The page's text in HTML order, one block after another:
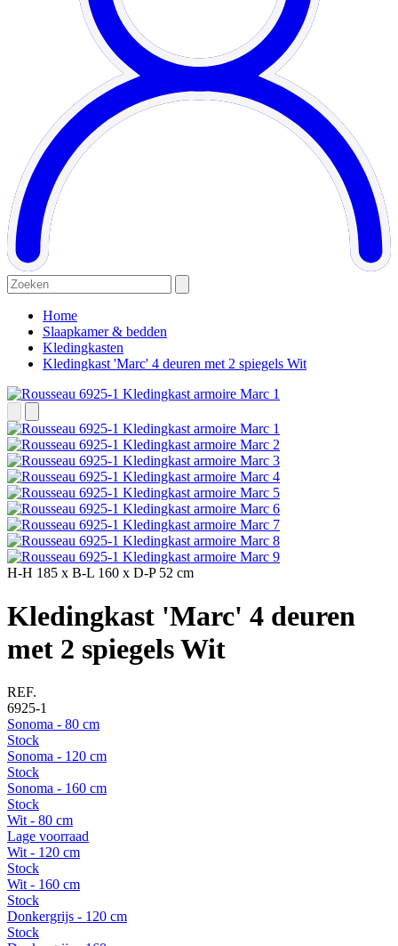
Home
Slaapkamer & bedden
Kledingkasten
Kledingkast 'Marc' 4 deuren met 2 spiegels Wit
H-H 185 x B-L 160 x D-P52 cm
Kledingkast 'Marc' 4 deuren
met 2 spiegels Wit
REF.
6925-1
Sonoma - 80 cm
Stock
Sonoma - 120 cm
Stock
Sonoma - 160 cm
Stock
Wit - 80 cm
Lage voorraad
Wit - 120 cm
Stock
Wit - 160 cm
Stock
Donkergrijs - 120 cm
Stock